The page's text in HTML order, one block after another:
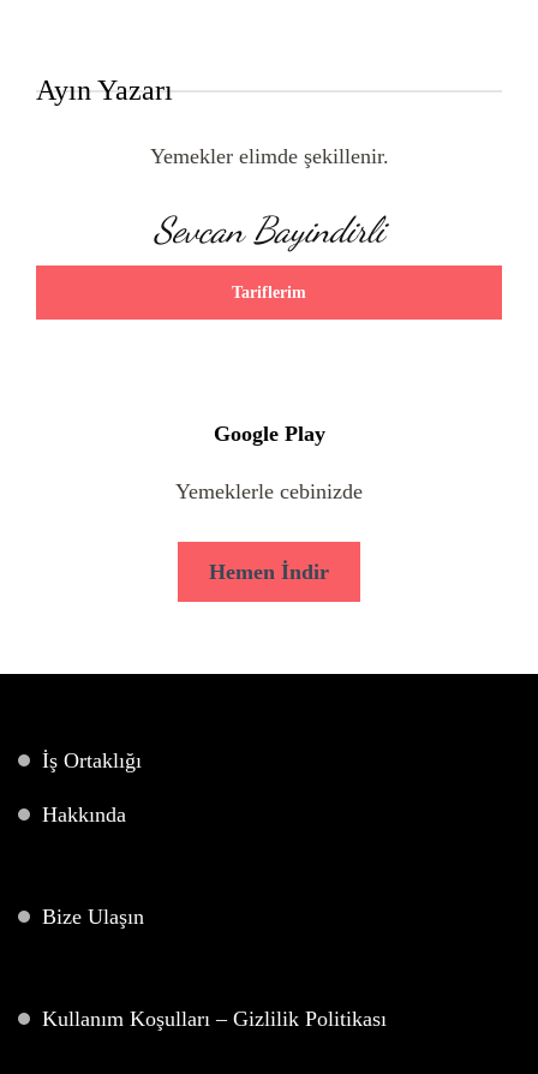
Ayın Yazarı
Yemekler elimde şekillenir.
Sevcan Bayindirli
Tariflerim
Google Play
Yemeklerle cebinizde
Hemen İndir
İş Ortaklığı
Hakkında
Bize Ulaşın
Kullanım Koşulları – Gizlilik Politikası